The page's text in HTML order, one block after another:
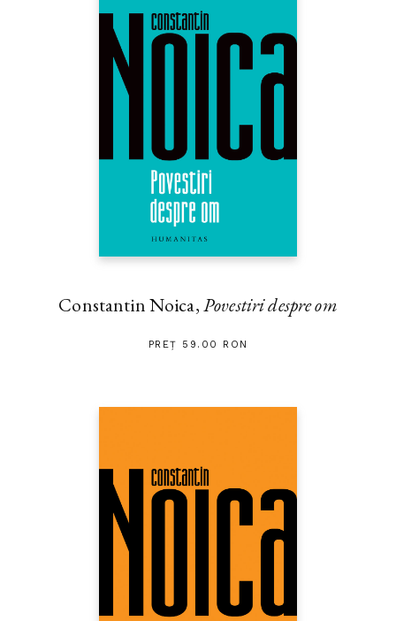
Constantin Noica,Povestiri despre om
PREȚ 59.00 RON